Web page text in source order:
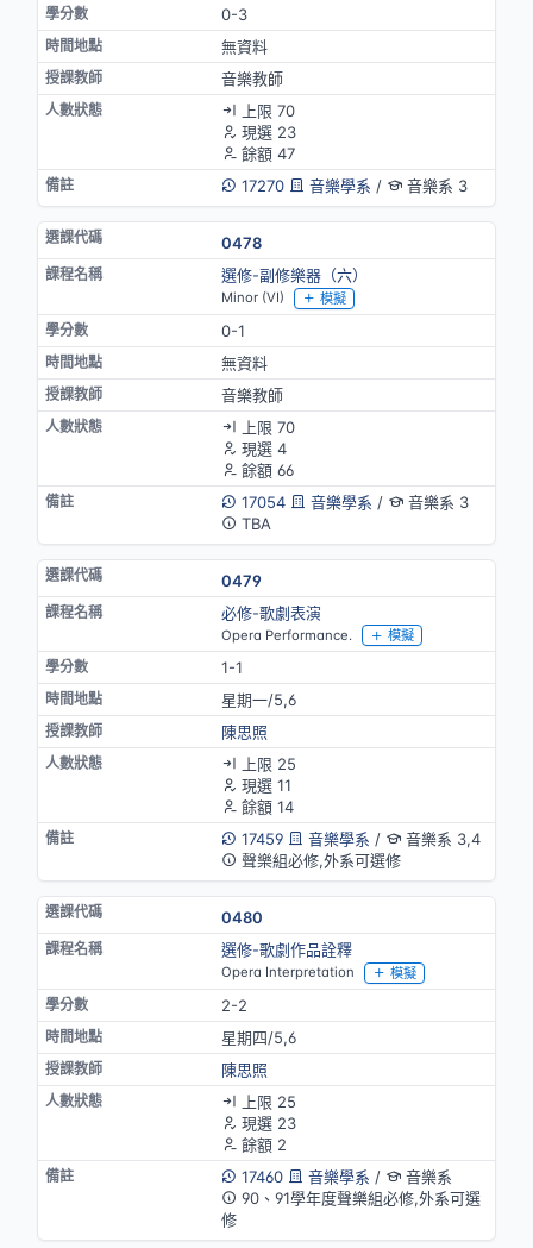
0-3
無資料
音樂教師
上限 70
現選 23
餘額 47
17270
音樂學系 / 音樂系 3
0478
選修-副修樂器（六）
Minor (VI) 模擬
0-1
無資料
音樂教師
上限 70
現選 4
餘額 66
17054
音樂學系 /
音樂系 3
TBA
0479
必修-歌劇表演
Opera Performance. 模擬
1-1
星期一/5,6
陳思照
上限 25
現選 11
餘額 14
17459
音樂學系 /
音樂系 3,4
聲樂組必修,外系可選修
0480
選修-歌劇作品詮釋
Opera Interpretation 模擬
2-2
星期四/5,6
陳思照
上限 25
現選 23
餘額 2
17460
音樂學系 /
音樂系
90、91學年度聲樂組必修,外系可選
修